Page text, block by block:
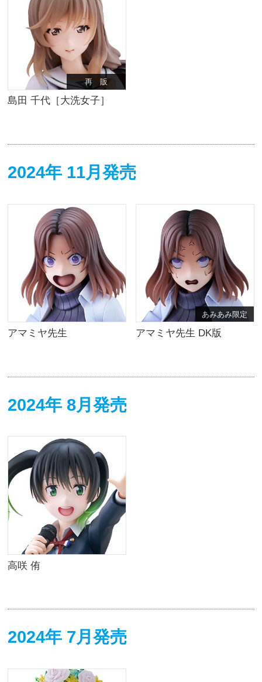
再 販
島田 千代［大洗女子］
2024年 11月発売
アマミヤ先生
あみあみ限定
アマミヤ先生 DK版
2024年 8月発売
高咲 侑
2024年 7月発売